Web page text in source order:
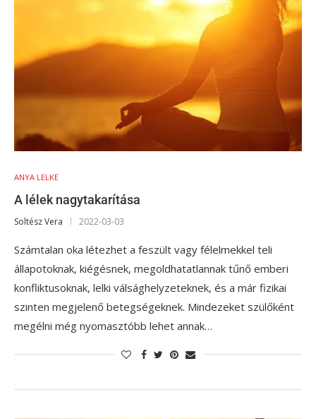
ANYA LELKE
A lélek nagytakarítása
Soltész Vera 2022-03-03
Számtalan oka létezhet a feszült vagy félelmekkel teli
állapotoknak, kiégésnek, megoldhatatlannak tűnő emberi
konfliktusoknak, lelki válsághelyzeteknek, és a már fizikai
szinten megjelenő betegségeknek. Mindezeket szülőként
megélni még nyomasztóbb lehet annak…